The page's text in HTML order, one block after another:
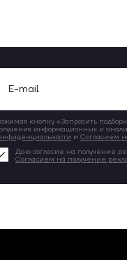
кнопку «Запросить
информационных и
и Согласием
Даю согласие на получение
Согласием на получение